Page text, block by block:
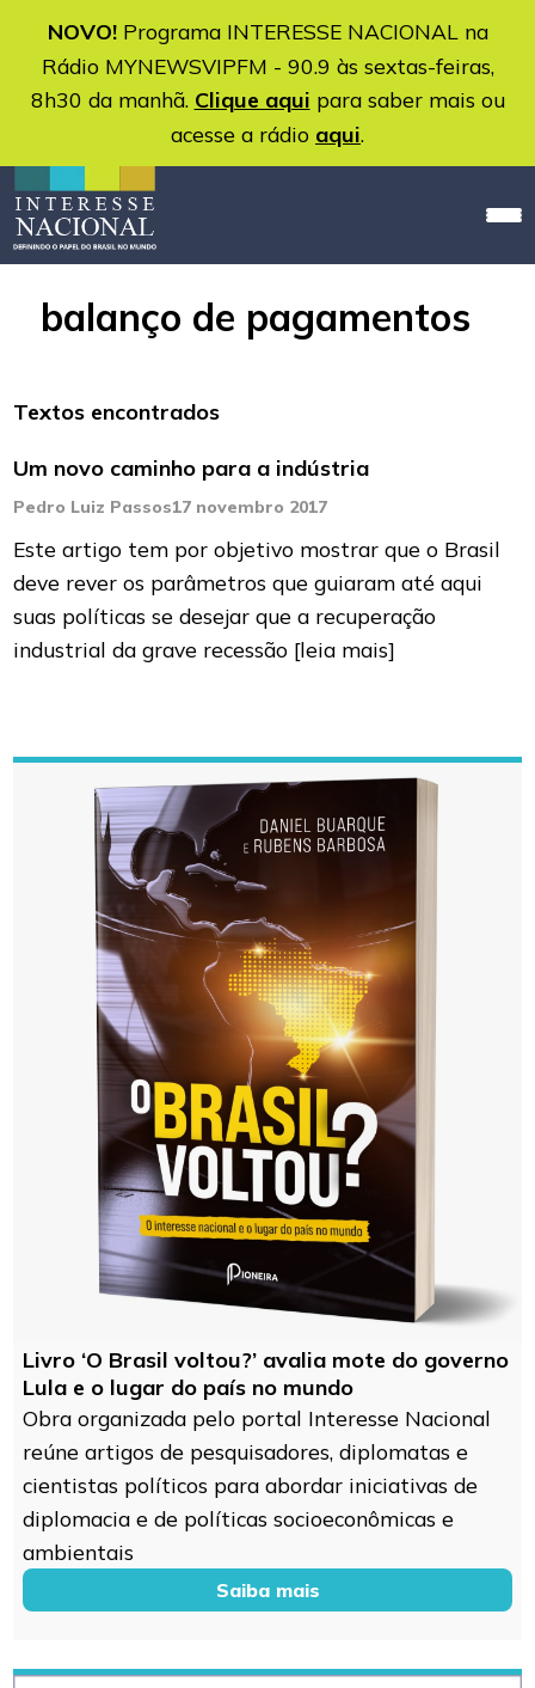
NOVO!Programa INTERESSE NACIONAL na
Rádio MYNEWSVIPFM - 90.9 às sextas-feiras,
8h30 da manhã. Clique aqui para saber mais ou
acesse a rádio aqui.
balanço de pagamentos
Textos encontrados
Um novo caminho para a indústria
Pedro Luiz Passos17 novembro 2017
Este artigo tem por objetivo mostrar que o Brasil
deve rever os parâmetros que guiaram até aqui
suas políticas se desejar que a recuperação
industrial da grave recessão [leia mais]
Livro ‘O Brasil voltou?’ avalia mote do governo
Lula e o lugar do país no mundo
Obra organizada pelo portal Interesse Nacional
reúne artigos de pesquisadores, diplomatas e
cientistas políticos para abordar iniciativas de
diplomacia e de políticas socioeconômicas e
ambientais
Saiba mais